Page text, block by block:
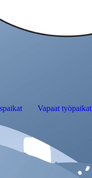
Vapaat työpaikat